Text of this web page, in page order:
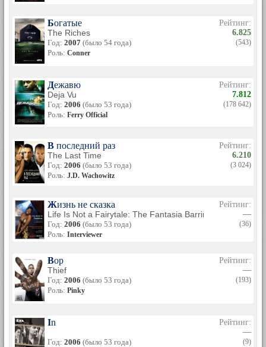
Богатые
The Riches
Год: 2007 (было 54 года)
Роль: Conner
Рейтинг:
6.825
(543)
Дежавю
Deja Vu
Год: 2006 (было 53 года)
Роль: Ferry Official
Рейтинг:
7.812
(178 642)
В последний раз
The Last Time
Год: 2006 (было 53 года)
Роль: J.D. Wachowitz
Рейтинг:
6.210
(3 024)
Жизнь не сказка
Life Is Not a Fairytale: The Fantasia Barrino Story
Год: 2006 (было 53 года)
Роль: Interviewer
Рейтинг:
—
(36)
Вор
Thief
Год: 2006 (было 53 года)
Роль: Pinky
Рейтинг:
—
(193)
In
Год: 2006 (было 53 года)
Рейтинг:
—
(9)